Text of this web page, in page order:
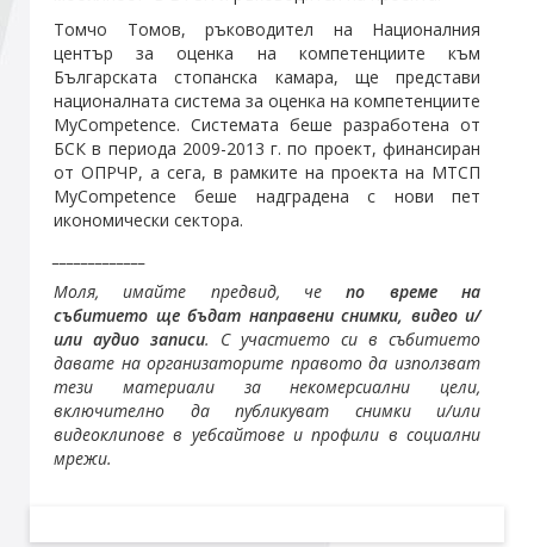
Томчо Томов, ръководител на Националния
център за оценка на компетенциите към
Българската стопанска камара, ще представи
националната система за оценка на компетенциите
MyCompetence. Системата беше разработена от
БСК в периода 2009-2013 г. по проект, финансиран
от ОПРЧР, а сега, в рамките на проекта на МТСП
MyCompetence беше надградена с нови пет
икономически сектора.
Моля, имайте предвид, чепо време на
събитието ще бъдат направени снимки, видео и/
или аудио записи. С участието си в събитието
давате на организаторите правото да използват
тези материали за некомерсиални цели,
включително да публикуват снимки и/или
видеоклипове в уебсайтове и профили в социални
мрежи.